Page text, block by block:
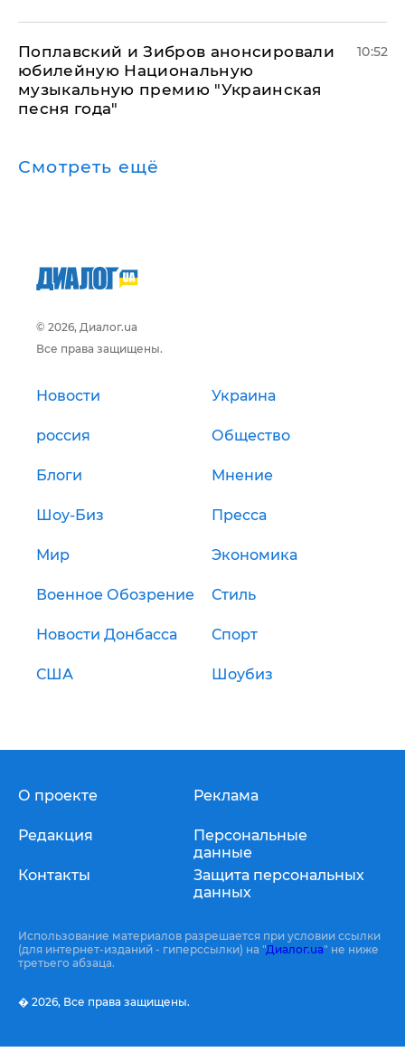
Поплавский и Зибров анонсировали
юбилейную Национальную
музыкальную премию "Украинская
песня года"
10:52
Смотреть ещё
© 2026, Диалог.ua
Все права защищены.
Новости Украина
россия Общество
Блоги Мнение
Шоу-Биз Пресса
Мир Экономика
Военное Обозрение Стиль
Новости Донбасса Спорт
США Шоубиз
О проекте
Редакция
Контакты
Реклама
Персональные
данные
Защита персональных
данных
Использование материалов разрешается при условии ссылки
(для интернет-изданий - гиперссылки) на "Диалог.ua" не ниже
третьего абзаца.
� 2026, Все права защищены.